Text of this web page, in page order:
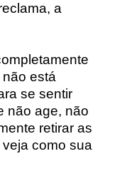
a
está
se sentir
não age, não
retirar as
como sua